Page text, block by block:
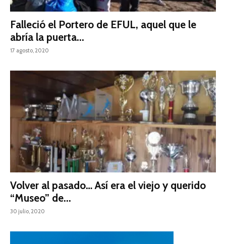
Falleció el Portero de EFUL, aquel que le
abría la puerta...
17 agosto, 2020
Volver al pasado… Así era el viejo y querido
“Museo” de...
30 julio, 2020